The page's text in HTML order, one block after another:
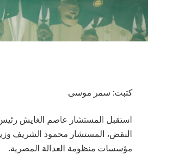
كتبت: سمر موسى
استقبل المستشار عاصم الغايش
النقض، المستشار محمود الشريف
مؤسسات منظومة العدالة المصرية.